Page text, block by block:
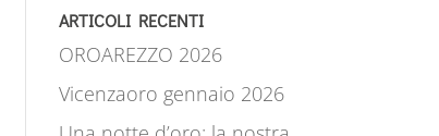
ARTICOLI RECENTI
OROAREZZO 2026
Vicenzaoro gennaio 2026